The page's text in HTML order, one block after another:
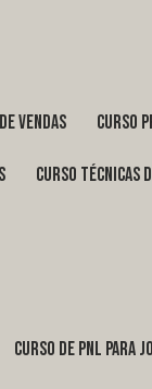
vendas curso
curso técnicas
curso de pnl para